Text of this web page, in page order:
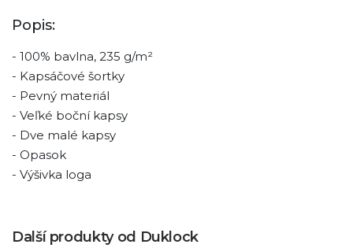
Popis:
- 100% bavlna, 235 g/m²
- Kapsáčové šortky
- Pevný materiál
- Veľké boční kapsy
- Dve malé kapsy
- Opasok
- Výšivka loga
Další produkty od Duklock